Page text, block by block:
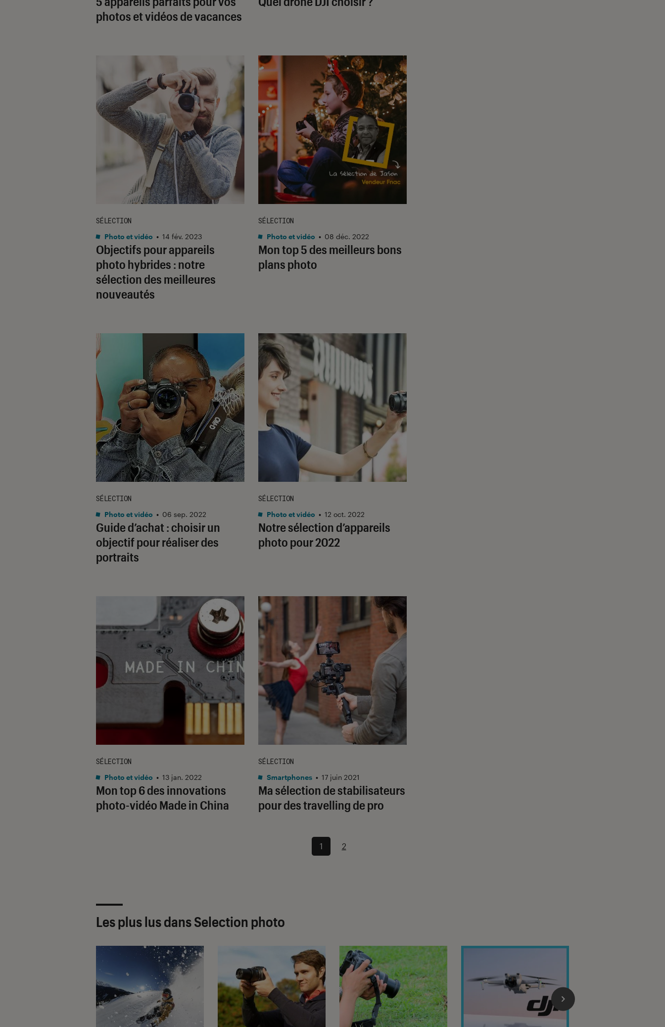
photos et vidéos de vacances
Objectifs pour appareils
photo hybrides : notre
sélection des meilleures
nouveautés
SÉLECTION
Photo et vidéo • 14 fév. 2023
Mon top 5 des meilleurs bons
plans photo
SÉLECTION
Photo et vidéo • 08 déc. 2022
Guide d’achat : choisir un
objectif pour réaliser des
portraits
SÉLECTION
Photo et vidéo • 06 sep. 2022
Notre sélection d’appareils
photo pour 2022
SÉLECTION
Photo et vidéo • 12 oct. 2022
Mon top 6 des innovations
photo-vidéo Made in China
SÉLECTION
Photo et vidéo • 13 jan. 2022
Ma sélection de stabilisateurs
pour des travelling de pro
SÉLECTION
Smartphones • 17 juin 2021
1 2
Les plus lus dans Selection photo